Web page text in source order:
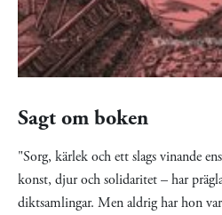
Sagt om boken
"Sorg, kärlek och ett slags vinande
konst, djur och solidaritet – har
diktsamlingar. Men aldrig har hon